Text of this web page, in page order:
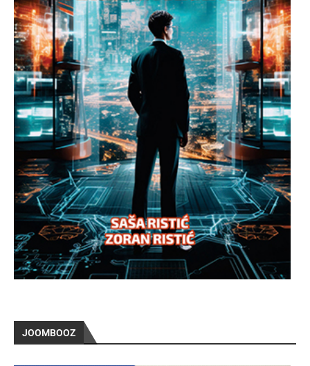
JOOMBOOZ